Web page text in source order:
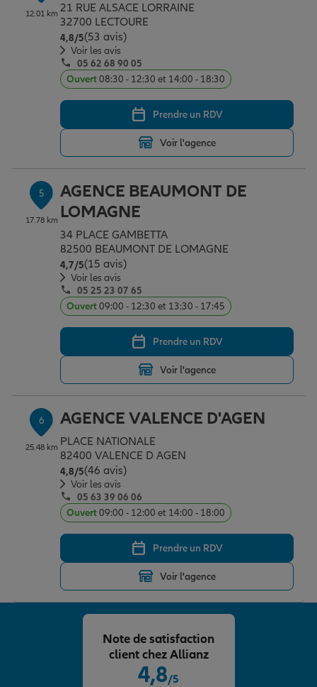
12.01 km 21 RUE ALSACE LORRAINE
32700 LECTOURE
4,8/5Note de 4.8 sur 5
(53 avis)
Voir les avis
05 62 68 90 05
Ouvert08:30 - 12:30 et 14:00 - 18:30
Prendre un RDV
Voir l'agence
5
17.78 km
AGENCE BEAUMONT DE
LOMAGNE
34 PLACE GAMBETTA
82500 BEAUMONT DE LOMAGNE
4,7/5Note de 4.7 sur 5
(15 avis)
Voir les avis
05 25 23 07 65
Ouvert09:00 - 12:30 et 13:30 - 17:45
Prendre un RDV
Voir l'agence
6
25.48 km
AGENCE VALENCE D'AGEN
PLACE NATIONALE
82400 VALENCE D AGEN
4,8/5Note de 4.8 sur 5
(46 avis)
Voir les avis
05 63 39 06 06
Ouvert09:00 - 12:00 et 14:00 - 18:00
Prendre un RDV
Voir l'agence
4,8/5
Note de satisfaction
client chez Allianz